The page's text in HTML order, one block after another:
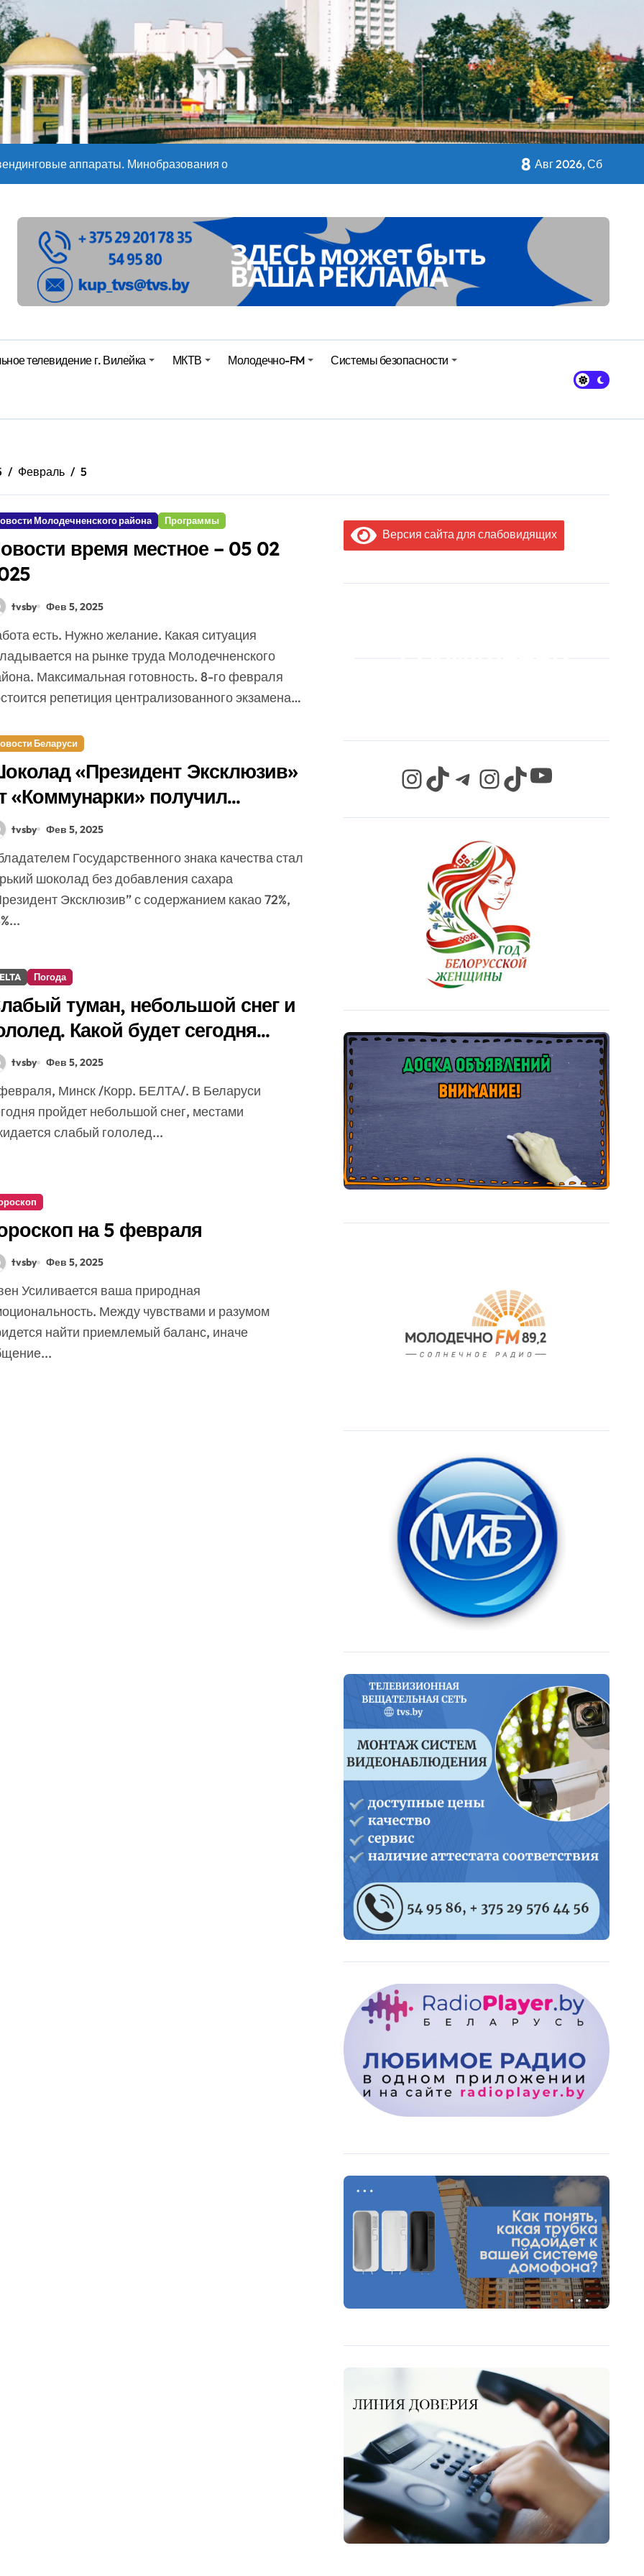
– 05 08 2026
– 07 08 20
аппараты. Минобразования об изменениях в школьном питании
из Молодечно о 50-килограммовом каравае для Дворца Независимости
детей с 1 сентября, рассказали в правительстве
рассказали о погоде на сегодня
– 07 08 20
8 Авг 2026, Сб
телевидение г. Вилейка МКТВ Молодечно-FM Системы безопасности
Февраль 5
Молодечненского района Программы
время местное – 05 02
tvsby Фев 5, 2025
на рынке труда Молодечненского
Максимальная готовность. 8-го февраля
репетиция централизованного экзамена…
Беларуси
«Президент Эксклюзив»
«Коммунарки» получил
знак качества!
tvsby Фев 5, 2025
шоколад без добавления сахара
Эксклюзив” с содержанием какао 72%,
Погода
туман, небольшой снег и
Какой будет сегодня
в Беларуси
tvsby Фев 5, 2025
пройдет небольшой снег, местами
слабый гололед...
на 5 февраля
tvsby Фев 5, 2025
Между чувствами и разумом
найти приемлемый баланс, иначе
Версия сайта для слабовидящих
InstagramTikTok Telegram InstagramTikTok YouTube